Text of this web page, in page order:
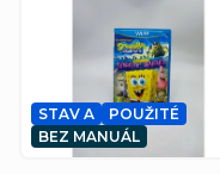
p
STAV A
POUŽITÉ
BEZ MANUÁL